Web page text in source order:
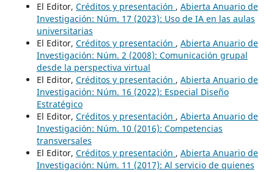
El Editor, Créditos y presentación , Abierta Anuario de
Investigación: Núm. 17 (2023): Uso de IA en las aulas
universitarias
El Editor, Créditos y presentación , Abierta Anuario de
Investigación: Núm. 2 (2008): Comunicación grupal
desde la perspectiva virtual
El Editor, Créditos y presentación , Abierta Anuario de
Investigación: Núm. 16 (2022): Especial Diseño
Estratégico
El Editor, Créditos y presentación , Abierta Anuario de
Investigación: Núm. 10 (2016): Competencias
transversales
El Editor, Créditos y presentación , Abierta Anuario de
Investigación: Núm. 11 (2017): Al servicio de quienes